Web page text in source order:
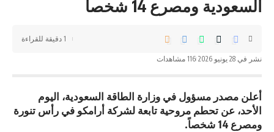
السعودية ومصرع 14 شخصاً
نشر في 28 يونيو 2026 116 مشاهدات
1 دقيقة للقراءة
أعلن مصدر مسؤول في وزارة الطاقة السعودية، اليوم
الأحد، عن تحطم مروحية تابعة لشركة أرامكو في رأس تنورة
ومصرع 14 شخصاً.